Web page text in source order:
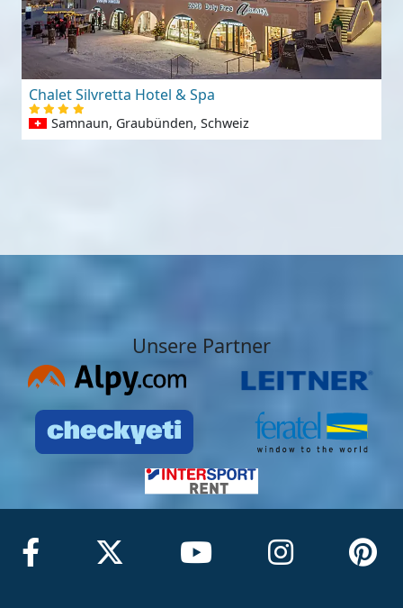
Chalet Silvretta Hotel & Spa
Samnaun, Graubünden, Schweiz
Unsere Partner